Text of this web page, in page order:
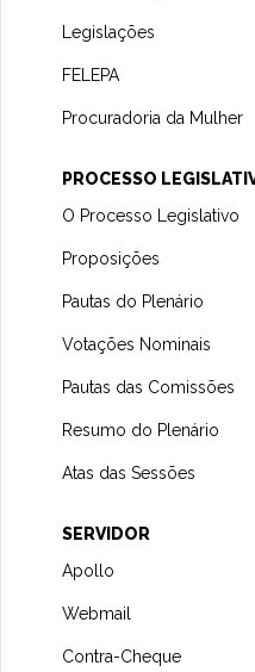
Legislações
FELEPA
Procuradoria da Mulher
PROCESSO
O Processo Legislativo
Proposições
Pautas do Plenário
Votações Nominais
Pautas das Comissões
Resumo do Plenário
Atas das Sessões
SERVIDOR
Apollo
Webmail
Contra-Cheque